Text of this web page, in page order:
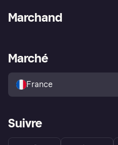
Explorez les magasins
Politique de protection de
l’acheteur Klarna
Marchand
Portail Marchand
Marché
France
Suivre